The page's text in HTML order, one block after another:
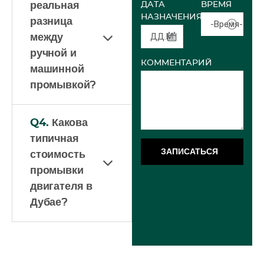
реальная
разница
между
ручной и
машинной
промывкой?
Q4. Какова
типичная
стоимость
промывки
двигателя в
Дубае?
ДАТА
НАЗНАЧЕНИЯ
ВРЕМЯ
-Время-
КОММЕНТАРИЙ
ЗАПИСАТЬСЯ